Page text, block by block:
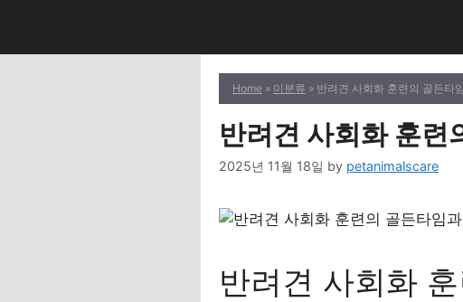
content
Home » 미분류 » 반려견 사회화 훈련의 골든타
반려견 사회화 훈련
2025년 11월 18일 by petanimalscare
반려견 사회화